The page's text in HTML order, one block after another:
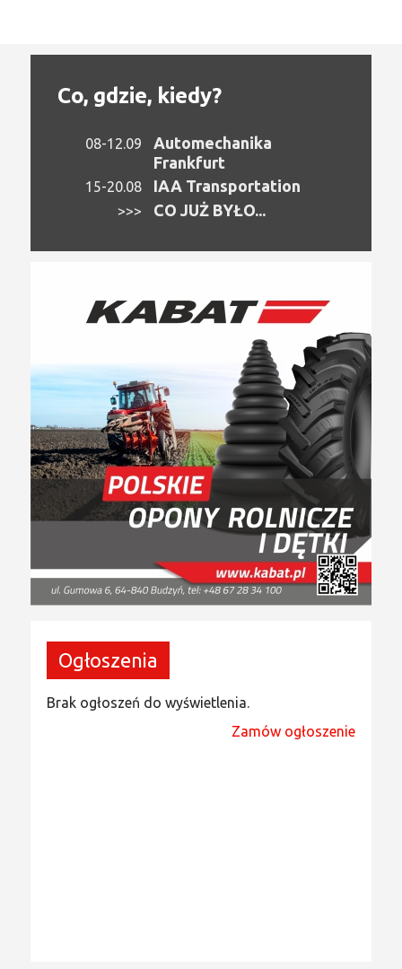
Co, gdzie, kiedy?
08-12.09
Automechanika
Frankfurt
15-20.08 IAA Transportation
>>> CO JUŻ BYŁO...
Ogłoszenia
Brak ogłoszeń do wyświetlenia.
Zamów ogłoszenie